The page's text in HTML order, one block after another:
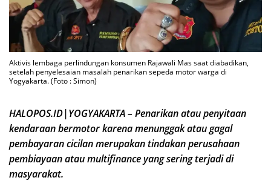
Aktivis lembaga perlindungan konsumen Rajawali Mas saat diabadikan,
setelah penyelesaian masalah penarikan sepeda motor warga di
Yogyakarta. (Foto : Simon)
HALOPOS.ID|YOGYAKARTA – Penarikan atau penyitaan
kendaraan bermotor karena menunggak atau gagal
pembayaran cicilan merupakan tindakan perusahaan
pembiayaan atau multifinance yang sering terjadi di
masyarakat.